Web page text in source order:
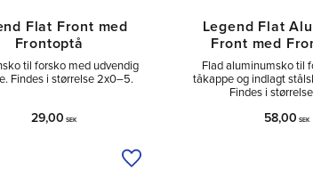
Flat Front med
Frontoptå
til forsko med udvendig
Findes i størrelse 2x0–5.
29,00 SEK
Tilføj til ønskeliste
Legend Flat
Front med
Flad aluminumsko til
tåkappe og indlagt
Findes i
58,00 SEK